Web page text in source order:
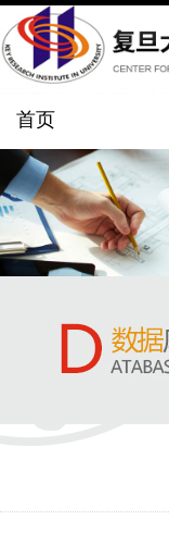
首页